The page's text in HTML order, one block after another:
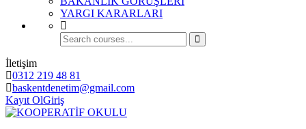
YARGI KARARLARI
İletişim
0312 219 48 81
baskentdenetim@gmail.com
Kayıt OlGiriş